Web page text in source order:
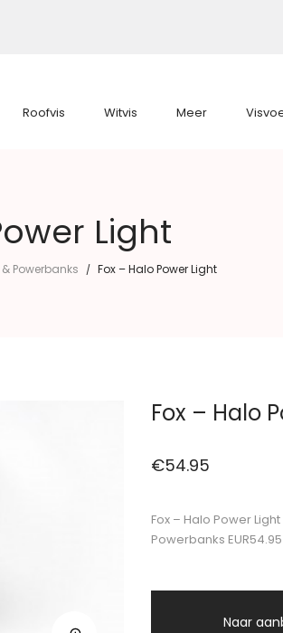
Roofvis Witvis Meer
Light
Powerbanks / Fox – Halo Power Light
Fox – Halo
€54.95
Fox – Halo Power
Powerbanks EUR54.95
Naar